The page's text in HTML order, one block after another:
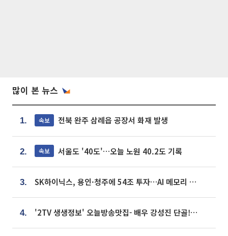
많이 본 뉴스
1. 속보 전북 완주 삼례읍 공장서 화재 발생
2. 속보 서울도 '40도'…오늘 노원 40.2도 기록
3. SK하이닉스, 용인·청주에 54조 투자…AI 메모리 생산기지 키운다
4. '2TV 생생정보' 오늘방송맛집- 배우 강성진 단골! 쌀국수ㆍ푸팟퐁 커리 맛집 '블○○○'